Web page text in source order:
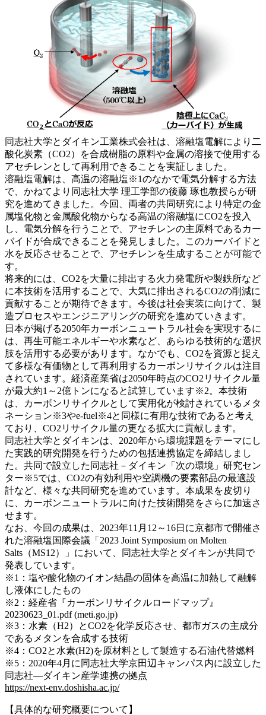
同志社大学とダイキン工業株式会社は、溶融塩電解により二
酸化炭素（CO2）を合成樹脂の原料や金属の溶接で使用する
アセチレンとして再利用できることを実証しました。
溶融塩電解は、高温の溶融塩※1のなかで電気分解する方法
で、かねてより同志社大学 理工学部の後藤 琢也教授らが研
究を進めてきました。今回、両者の共同研究により特定の金
属塩化物と金属酸化物からなる高温の溶融塩にCO2を投入
し、電気分解を行うことで、アセチレンの主原料であるカー
バイドが合成できることを発見しました。このカーバイドと
水を反応させることで、アセチレンを生成することが可能で
す。
将来的には、 CO2を大量に排出する火力発電所や製鉄所など
に本技術を活用することで、大気に排出されるCO2の削減に
貢献することが期待できます。今後は社会実装に向けて、製
造プロセスやエンジニアリングの研究を進めていきます。
日本が掲げる2050年カーボンニュートラル社会を実現するに
は、再生可能エネルギーや水素など、あらゆる技術的な選択
肢を活用する必要があります。なかでも、CO2を資源と捉え
て多様な有価物として再利用するカーボンリサイクルは注目
されています。経済産業省は2050年時点のCO2リサイクル量
が最大約1～2億トンになると試算しています※2。本技術
は、カーボンリサイクルとして実用化が検討されているメタ
ネーション※3やe-fuel※4と同様に有用な技術であると考え
ており、CO2リサイクル量の更なる拡大に貢献します。
同志社大学とダイキンは、2020年から環境課題をテーマにし
た実践的研究開発を行うための包括連携協定を締結しまし
た。共同で設立した同志社－ダイキン「次の環境」研究セン
ター※5では、CO2の有効利用や空調機の要素部品の最適設
計など、様々な共同研究を進めています。本成果を皮切り
に、カーボンニュートラルに向けた技術開発をさらに加速さ
せます。
なお、今回の成果は、2023年11月12～16日に京都市で開催さ
れた溶融塩国際会議「2023 Joint Symposium on Molten
Salts（MS12）」において、同志社大学とダイキンが共同で
発表しています。
※1：塩や酸化物のイオン結晶の固体を高温に加熱して融解
し液体にしたもの
※2：経産省『カーボンリサイクルロードマップ』
20230623_01.pdf (meti.go.jp)
※3：水素（H2）とCO2を化学反応させ、都市ガスの主成分
であるメタンを合成する技術
※4：CO2と水素(H2)を原材料として製造する石油代替燃料
※5：2020年4月に同志社大学京田辺キャンパス内に設立した
同志社―ダイキン産学連携の拠点
https://next-env.doshisha.ac.jp/
【具体的な研究概要について】